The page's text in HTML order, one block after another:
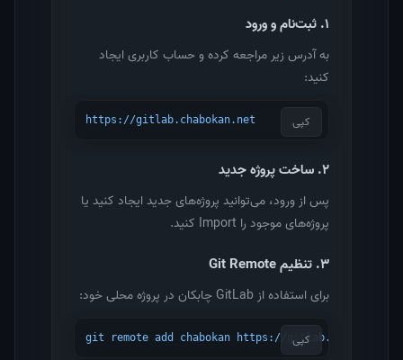
۱. ثبت‌نام و ورود
به آدرس زیر مراجعه کرده و حساب کاربری ایجاد
کنید:
کپی https://gitlab.chabokan.net
۲. ساخت پروژه جدید
پس از ورود، می‌توانید پروژه‌های جدید ایجاد کنید یا
پروژه‌های موجود را Import کنید.
۳. تنظیم Git Remote
برای استفاده از GitLab چابکان در پروژه محلی خود:
کپی git remote add chabokan https://